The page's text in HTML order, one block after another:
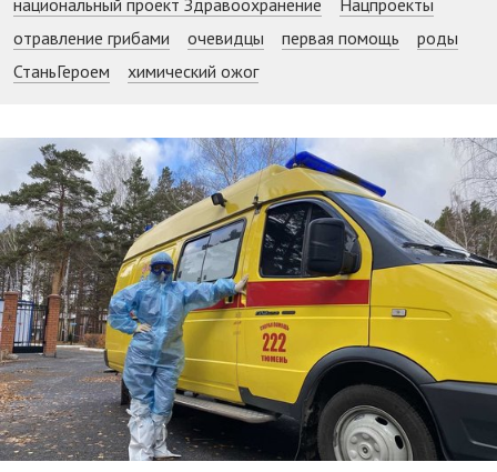
национальный проект Здравоохранение
Нацпроекты
отравление грибами
очевидцы первая помощь
роды
СтаньГероем
химический ожог